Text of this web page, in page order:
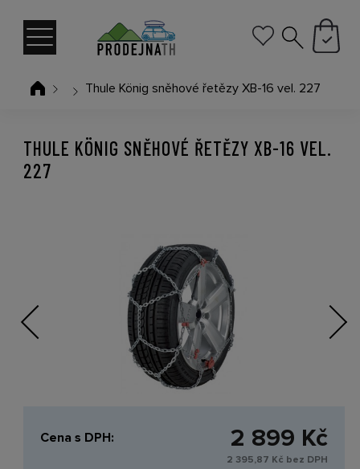
Thule König sněhové řetězy XB-16 vel. 227
Previous Next
THULE KÖNIG SNĚHOVÉ ŘETĚZY XB-16 VEL.
227
Cena s DPH: 2 899 Kč
2 395,87 Kč bez DPH